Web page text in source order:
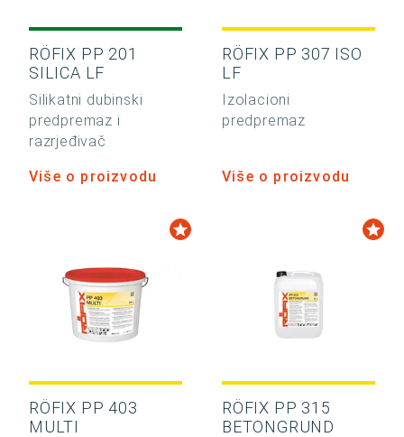
RÖFIX PP 201
SILICA LF
Silikatni dubinski
predpremaz i
razrjeđivač
Više o proizvodu
RÖFIX PP 307 ISO
LF
Izolacioni
predpremaz
Više o proizvodu
RÖFIX PP 403
MULTI
RÖFIX PP 315
BETONGRUND